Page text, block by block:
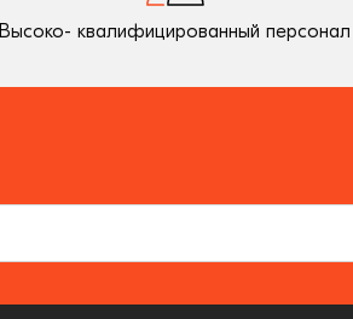
Высоко- квалифицированный персонал